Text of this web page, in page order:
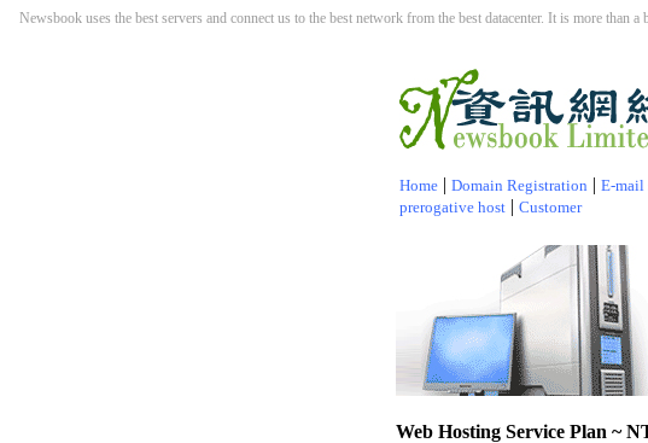
Newsbook uses the best servers and connect us to the best network from the best datacenter. It is more
Home| Domain Registration | E-mail
prerogative host| Customer
Web Hosting Service Plan ~